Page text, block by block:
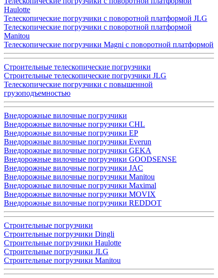
Haulotte
Телескопические погрузчики с поворотной платформой JLG
Телескопические погрузчики с поворотной платформой
Manitou
Телескопические погрузчики Magni с поворотной платформой
Строительные телескопические погрузчики
Строительные телескопические погрузчики JLG
Телескопические погрузчики с повышенной
грузоподъемностью
Внедорожные вилочные погрузчики
Внедорожные вилочные погрузчики CHL
Внедорожные вилочные погрузчики EP
Внедорожные вилочные погрузчики Everun
Внедорожные вилочные погрузчики GEKA
Внедорожные вилочные погрузчики GOODSENSE
Внедорожные вилочные погрузчики JAC
Внедорожные вилочные погрузчики Manitou
Внедорожные вилочные погрузчики Maximal
Внедорожные вилочные погрузчики MOVIX
Внедорожные вилочные погрузчики REDDOT
Строительные погрузчики
Строительные погрузчики Dingli
Строительные погрузчики Haulotte
Строительные погрузчики JLG
Строительные погрузчики Manitou